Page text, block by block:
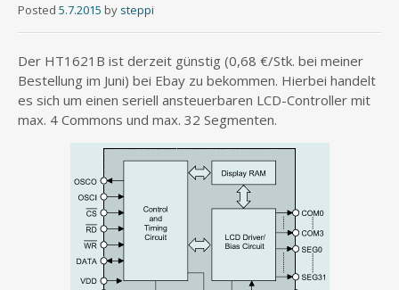
Posted 5.7.2015 by steppi
Der HT1621B ist derzeit günstig (0,68 €/Stk. bei meiner
Bestellung im Juni) bei Ebay zu bekommen. Hierbei handelt
es sich um einen seriell ansteuerbaren LCD-Controller mit
max. 4 Commons und max. 32 Segmenten.